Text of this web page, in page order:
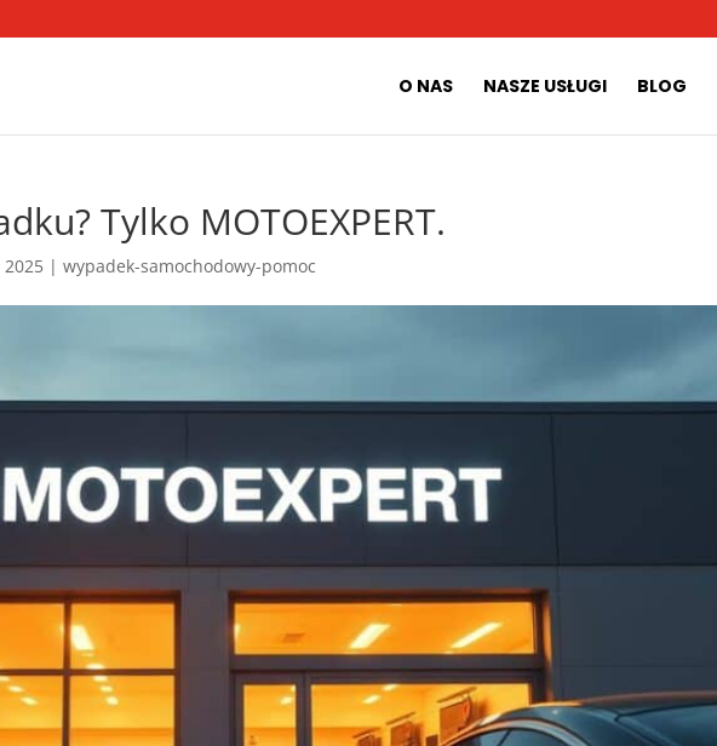
O NAS NASZE USŁUGI BLOG
Tylko MOTOEXPERT.
2025 |wypadek-samochodowy-pomoc